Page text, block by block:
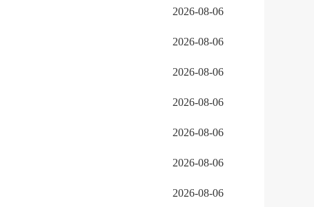
2026-08-06
2026-08-06
2026-08-06
2026-08-06
2026-08-06
2026-08-06
2026-08-06